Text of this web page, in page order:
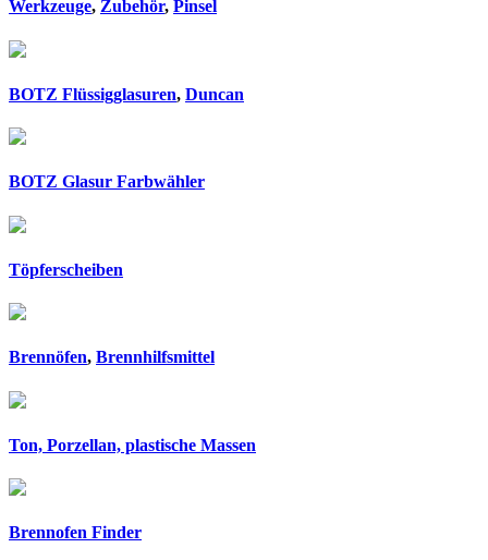
Werkzeuge, Zubehör, Pinsel
BOTZ Flüssigglasuren, Duncan
BOTZ Glasur Farbwähler
Töpferscheiben
Brennöfen, Brennhilfsmittel
Ton, Porzellan, plastische Massen
Brennofen Finder